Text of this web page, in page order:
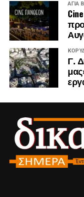
ΑΓΙΑ
Γ.